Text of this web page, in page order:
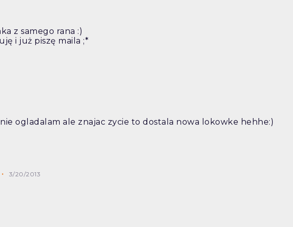
z samego rana :)
i już piszę maila ;*
ogladalam ale znajac zycie to dostala nowa lokowke hehhe:)
3/20/2013